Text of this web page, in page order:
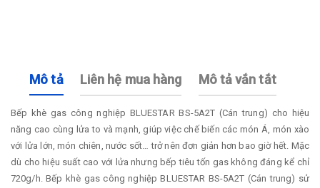
Mô tả Liên hệ mua hàng Mô tả vắn tắt
Bếp khè gas công nghiệp BLUESTAR BS-5A2T (Cán trung) cho hiệu
năng cao cùng lửa to và mạnh, giúp việc chế biến các món Á, món xào
với lửa lớn, món chiên, nước sốt… trở nên đơn giản hơn bao giờ hết. Mặc
dù cho hiệu suất cao với lửa nhưng bếp tiêu tốn gas không đáng kể chỉ
720g/h. Bếp khè gas công nghiệp BLUESTAR BS-5A2T (Cán trung) sử